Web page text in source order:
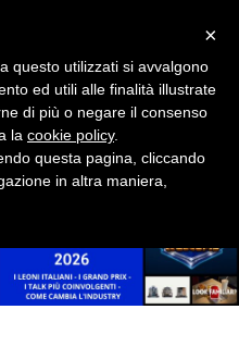
×
questo utilizzati si avvalgono
ed utili alle finalità illustrate
di più o negare il consenso
la cookie policy.
questa pagina, cliccando
in altra maniera,